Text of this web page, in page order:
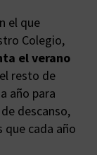
el que
Colegio,
el verano
resto de
año para
descanso,
que cada año